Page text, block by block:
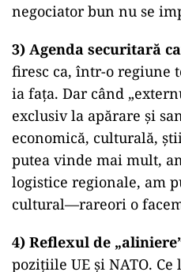
negociator bun nu se
3) Agenda securitară
firesc ca, într-o regiune
ia fața. Dar când
exclusiv la apărare și
economică, culturală,
putea vinde mai mult,
logistice regionale, am
cultural—rareori o
4) Reflexul de
pozițiile UE și NATO.